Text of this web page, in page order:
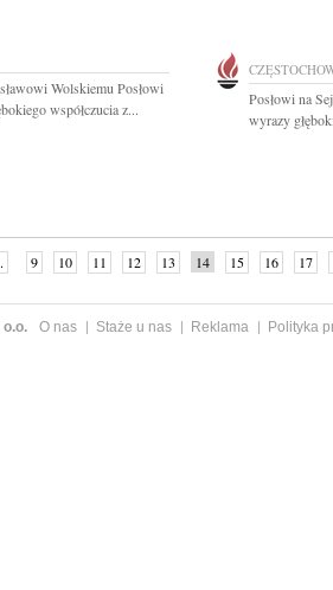
Wolskiemu Posłowi
współczucia z...
Posłowi na
wyrazy
9 10 11 12 13 14 15 16 17
O nas Staże u nas Reklama
Polityka